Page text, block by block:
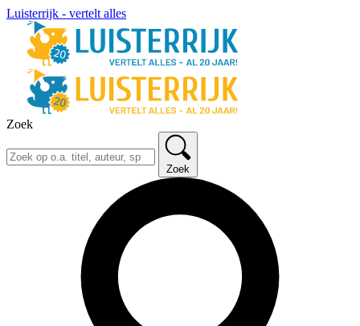
Luisterrijk - vertelt alles
Zoek
Zoek